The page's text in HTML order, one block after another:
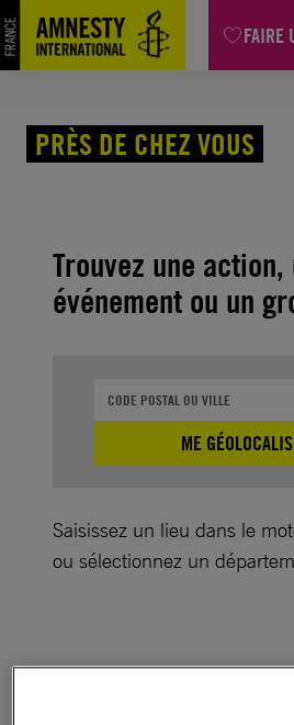
FAIRE
Aller
au
contenu
PRÈS DE CHEZ VOUS
Trouvez une action,
événement ou un
ME
Saisissez un lieu dans le
ou sélectionnez un